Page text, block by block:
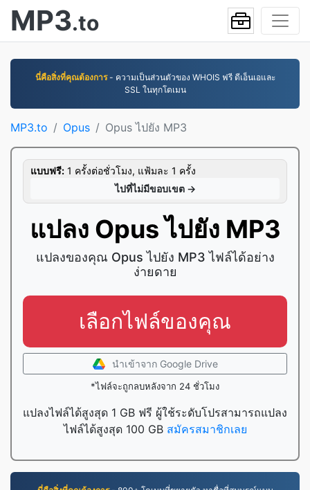
MP3.to
นี่คือสิ่งที่คุณต้องการ- ความเป็นส่วนตัวของ WHOIS ฟรี ดีเอ็นเอและ
SSL ในทุกโดเมน
MP3.to Opus Opus ไปยัง MP3
แบบฟรี: 1 ครั้งต่อชั่วโมง, แฟ้มละ 1 ครั้ง
ไปที่ไม่มีขอบเขต →
แปลง Opus ไปยัง MP3
แปลงของคุณ Opus ไปยัง MP3 ไฟล์ได้อย่าง
ง่ายดาย
เลือกไฟล์ของคุณ
นำเข้าจาก Google Drive
*ไฟล์จะถูกลบหลังจาก 24 ชั่วโมง
แปลงไฟล์ได้สูงสุด 1 GB ฟรี ผู้ใช้ระดับโปรสามารถแปลง
ไฟล์ได้สูงสุด 100 GB สมัครสมาชิกเลย